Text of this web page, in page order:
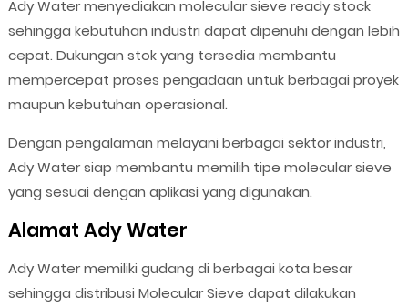
Ady Water menyediakan molecular sieve ready stock
sehingga kebutuhan industri dapat dipenuhi dengan lebih
cepat. Dukungan stok yang tersedia membantu
mempercepat proses pengadaan untuk berbagai proyek
maupun kebutuhan operasional.
Dengan pengalaman melayani berbagai sektor industri,
Ady Water siap membantu memilih tipe molecular sieve
yang sesuai dengan aplikasi yang digunakan.
Alamat Ady Water
Ady Water memiliki gudang di berbagai kota besar
sehingga distribusi Molecular Sieve dapat dilakukan